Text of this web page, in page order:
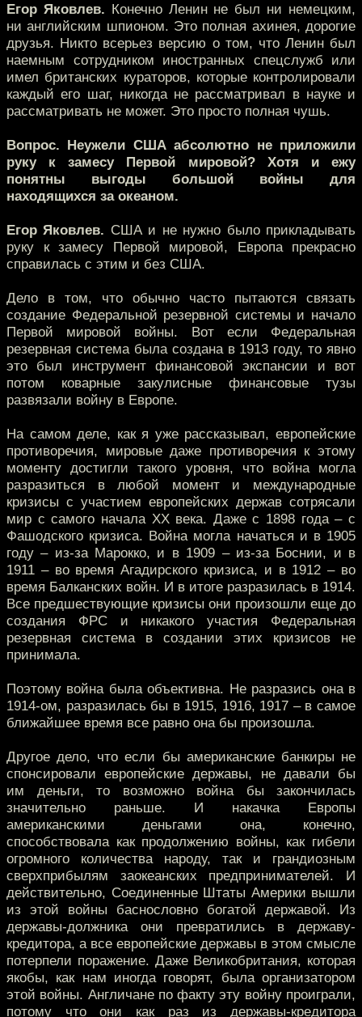
Егор Яковлев. Конечно Ленин не был ни немецким,
ни английским шпионом. Это полная ахинея, дорогие
друзья. Никто всерьез версию о том, что Ленин был
наемным сотрудником иностранных спецслужб или
имел британских кураторов, которые контролировали
каждый его шаг, никогда не рассматривал в науке и
рассматривать не может. Это просто полная чушь.
Вопрос. Неужели США абсолютно не приложили
руку к замесу Первой мировой? Хотя и ежу
понятны выгоды большой войны для
находящихся за океаном.
Егор Яковлев. США и не нужно было прикладывать
руку к замесу Первой мировой, Европа прекрасно
справилась с этим и без США.
Дело в том, что обычно часто пытаются связать
создание Федеральной резервной системы и начало
Первой мировой войны. Вот если Федеральная
резервная система была создана в 1913 году, то явно
это был инструмент финансовой экспансии и вот
потом коварные закулисные финансовые тузы
развязали войну в Европе.
На самом деле, как я уже рассказывал, европейские
противоречия, мировые даже противоречия к этому
моменту достигли такого уровня, что война могла
разразиться в любой момент и международные
кризисы с участием европейских держав сотрясали
мир с самого начала XX века. Даже с 1898 года – с
Фашодского кризиса. Война могла начаться и в 1905
году – из-за Марокко, и в 1909 – из-за Боснии, и в
1911 – во время Агадирского кризиса, и в 1912 – во
время Балканских войн. И в итоге разразилась в 1914.
Все предшествующие кризисы они произошли еще до
создания ФРС и никакого участия Федеральная
резервная система в создании этих кризисов не
принимала.
Поэтому война была объективна. Не разразись она в
1914-ом, разразилась бы в 1915, 1916, 1917 – в самое
ближайшее время все равно она бы произошла.
Другое дело, что если бы американские банкиры не
спонсировали европейские державы, не давали бы
им деньги, то возможно война бы закончилась
значительно раньше. И накачка Европы
американскими деньгами она, конечно,
способствовала как продолжению войны, как гибели
огромного количества народу, так и грандиозным
сверхприбылям заокеанских предпринимателей. И
действительно, Соединенные Штаты Америки вышли
из этой войны баснословно богатой державой. Из
державы-должника они превратились в державу-
кредитора, а все европейские державы в этом смысле
потерпели поражение. Даже Великобритания, которая
якобы, как нам иногда говорят, была организатором
этой войны. Англичане по факту эту войну проиграли,
потому что они как раз из державы-кредитора